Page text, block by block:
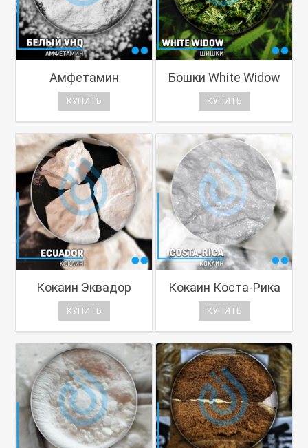
Амфетамин
КУПИТЬ
Бошки White Widow
КУПИТЬ
Кокаин Эквадор
КУПИТЬ
Кокаин Коста-Рика
КУПИТЬ